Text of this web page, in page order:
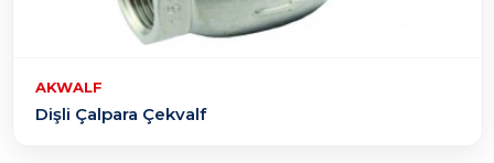
AKWALF
Dişli Çalpara Çekvalf